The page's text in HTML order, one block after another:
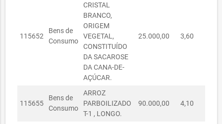
30080031/2023
SECRETARIA
MUNICIPAL
DA
EDUCAÇÃO
SECRETARIA
MUNICIPAL
DA
EDUCAÇÃO
SECRETARIA
MUNICIPAL
115652
Bens de
Consumo
CRISTAL
BRANCO,
ORIGEM
VEGETAL,
CONSTITUÍDO
DA SACAROSE
DA CANA-DE-
AÇÚCAR.
25.000,00 3,60
115655
Bens de
Consumo
ARROZ
PARBOILIZADO
T-1 , LONGO.
90.000,00 4,10